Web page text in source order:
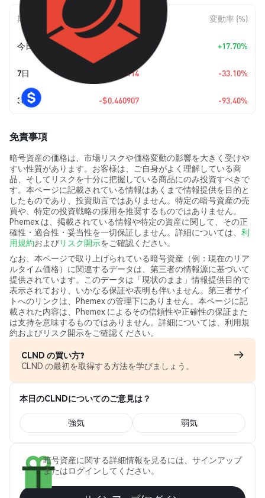
期間 金額変動 変動率 (%)
今日 $0.00489787 +17.70%
7日 -$0.016114 -33.10%
30日 -$0.460907 -93.40%
免責事項
暗号資産の価格は、市場リスクや価格変動の影響を大きく受けや
すい性質があります。お客様は、ご自身がよく理解している商
品、そしてリスクを十分に把握している商品にのみ投資すべきで
す。本ページに記載されている情報はあくまで情報提供を目的と
したものであり、投資助言ではありません。特定の暗号資産の売
買や、特定の投資戦略の採用を推奨するものではありません。
Phemex は、掲載されている情報や特定の資産に関して、その正
確性・適合性・妥当性を一切保証しません。詳細については、 利
用規約およびリスク開示をご確認ください。
なお、本ページで取り上げられている暗号資産（例：現在のリア
ルタイム価格）に関連するデータは、第三者の情報源に基づいて
提供されています。このデータは「現状のまま」情報提供目的で
表示されており、いかなる保証や表明も伴いません。第三者サイ
トへのリンクは、Phemex の管理下にありません。本ページに記
載された内容は、Phemex によるその信頼性や正確性の保証また
は支持を意味するものではありません。詳細については、利用規
約およびリスク開示をご確認ください。
CLND の買い方?
CLND の最初を取得する方法を学びましょう。
本日のCLNDについてのご意見は？
強気 弱気
暗号資産に関する詳細情報を見るには、サインアップ
またはログインしてください。